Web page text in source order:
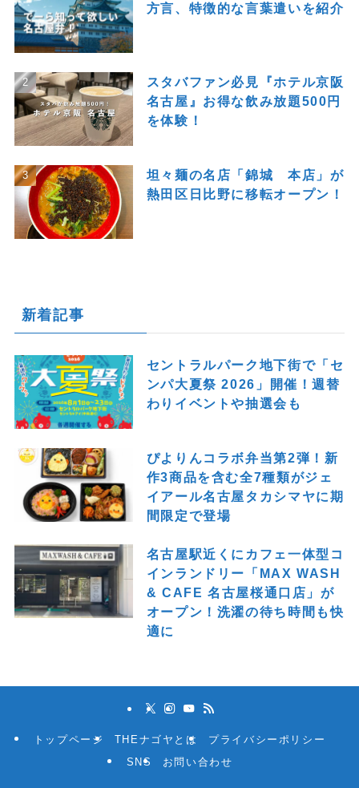
方言、特徴的な言葉遣いを紹介
スタバファン必見『ホテル京阪
名古屋』お得な飲み放題500円
を体験！
坦々麺の名店「錦城 本店」が
熱田区日比野に移転オープン！
新着記事
セントラルパーク地下街で「セ
ンパ大夏祭 2026」開催！週替
わりイベントや抽選会も
ぴよりんコラボ弁当第2弾！新
作3商品を含む全7種類がジェ
イアール名古屋タカシマヤに期
間限定で登場
名古屋駅近くにカフェ一体型コ
インランドリー「MAX WASH
& CAFE 名古屋桜通口店」が
オープン！洗濯の待ち時間も快
適に
トップページ THEナゴヤとは
プライバシーポリシー
SNS
お問い合わせ